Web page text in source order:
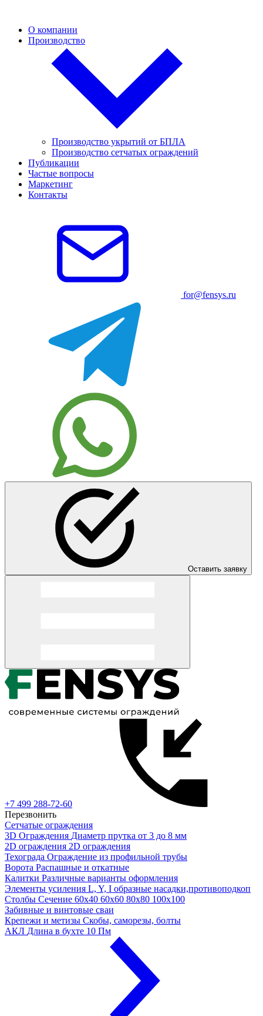
О компании
Производство
Производство укрытий от БПЛА
Производство сетчатых ограждений
Публикации
Частые вопросы
Маркетинг
Контакты
for@fensys.ru
Оставить заявку
+7 499 288-72-60
Перезвонить
Сетчатые ограждения
3D Ограждения Диаметр прутка от 3 до 8 мм
2D ограждения 2D ограждения
Техограда Ограждение из профильной трубы
Ворота Распашные и откатные
Калитки Различные варианты оформления
Элементы усиления L, Y, I образные насадки,противоподкоп
Столбы Сечение 60х40 60х60 80х80 100х100
Забивные и винтовые сваи
Крепежи и метизы Скобы, саморезы, болты
АКЛ Длина в бухте 10 Пм